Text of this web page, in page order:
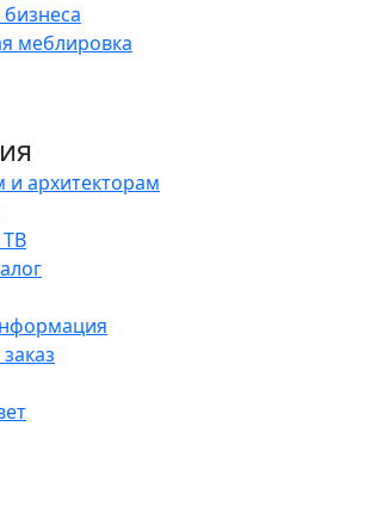
меблировка
и архитекторам